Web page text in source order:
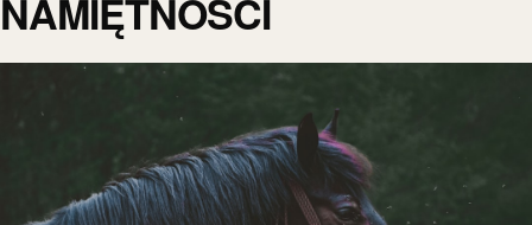
NAMIĘTNOŚCI